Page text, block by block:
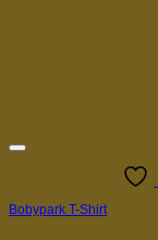
Bobypark T-Shirt